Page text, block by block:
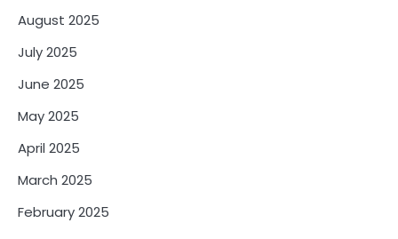
August 2025
July 2025
June 2025
May 2025
April 2025
March 2025
February 2025